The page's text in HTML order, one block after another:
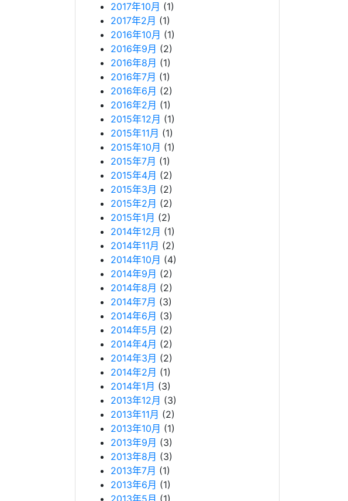
2017年10月 (1)
2017年2月 (1)
2016年10月 (1)
2016年9月 (2)
2016年8月 (1)
2016年7月 (1)
2016年6月 (2)
2016年2月 (1)
2015年12月 (1)
2015年11月 (1)
2015年10月 (1)
2015年7月 (1)
2015年4月 (2)
2015年3月 (2)
2015年2月 (2)
2015年1月 (2)
2014年12月 (1)
2014年11月 (2)
2014年10月 (4)
2014年9月 (2)
2014年8月 (2)
2014年7月 (3)
2014年6月 (3)
2014年5月 (2)
2014年4月 (2)
2014年3月 (2)
2014年2月 (1)
2014年1月 (3)
2013年12月 (3)
2013年11月 (2)
2013年10月 (1)
2013年9月 (3)
2013年8月 (3)
2013年7月 (1)
2013年6月 (1)
2013年5月 (1)